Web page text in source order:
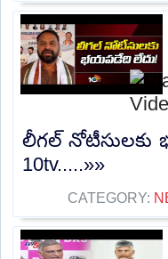
లీగల్ నోటీసులకు
10tv.....»»
CATEGORY: